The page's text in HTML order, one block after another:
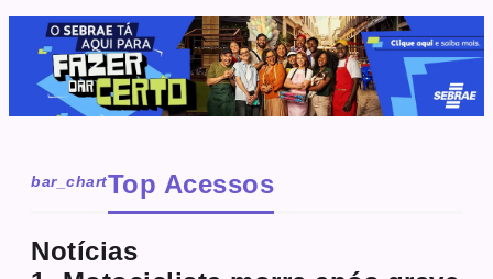
bar_chartTop Acessos
Notícias